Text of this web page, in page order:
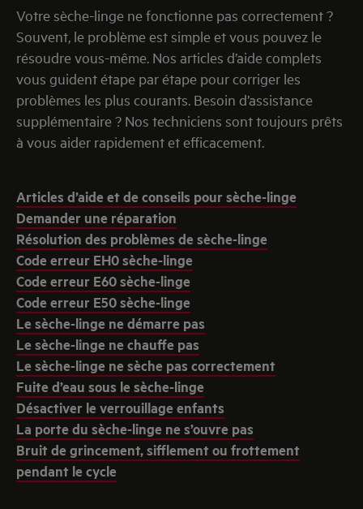
Votre sèche-linge ne fonctionne pas correctement ?
Souvent, le problème est simple et vous pouvez le
résoudre vous-même. Nos articles d’aide complets
vous guident étape par étape pour corriger les
problèmes les plus courants. Besoin d’assistance
supplémentaire ? Nos techniciens sont toujours prêts
à vous aider rapidement et efficacement.
Articles d’aide et de conseils pour sèche-linge
Demander une réparation
Résolution des problèmes de sèche-linge
Code erreur EH0 sèche-linge
Code erreur E60 sèche-linge
Code erreur E50 sèche-linge
Le sèche-linge ne démarre pas
Le sèche-linge ne chauffe pas
Le sèche-linge ne sèche pas correctement
Fuite d’eau sous le sèche-linge
Désactiver le verrouillage enfants
La porte du sèche-linge ne s’ouvre pas
Bruit de grincement, sifflement ou frottement
pendant le cycle